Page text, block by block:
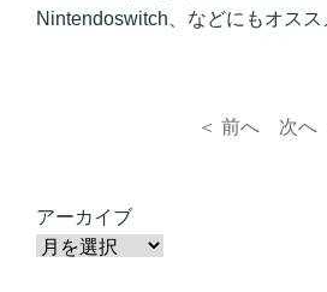
Nintendoswitch、などにもオスス
＜ 前へ 次へ
アーカイブ